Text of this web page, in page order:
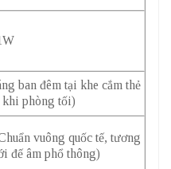
ban đêm tại khe cắm thẻ
phòng tối)
vuông quốc tế, tương
đế âm phổ thông)